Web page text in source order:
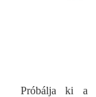
Próbálja ki a